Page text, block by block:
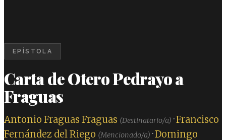
EPÍSTOLA
Carta de Otero Pedrayo a
Fraguas
Antonio Fraguas Fraguas (Destinatario/a) ·Francisco
Fernández del Riego (Mencionado/a) ·Domingo